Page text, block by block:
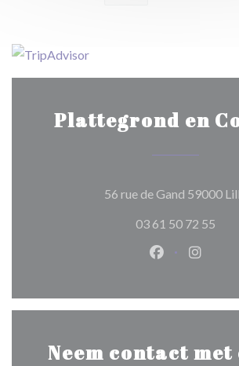
Plattegrond en
56 rue de Gand 59000
03 61 50 72 55
Facebook
Neem contact met